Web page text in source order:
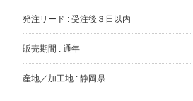
発注リード : 受注後３日以内
販売期間 : 通年
産地／加工地 : 静岡県